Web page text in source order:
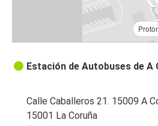
Estación de Autobuses de A
Calle Caballeros 21. 15009 A
15001 La Coruña